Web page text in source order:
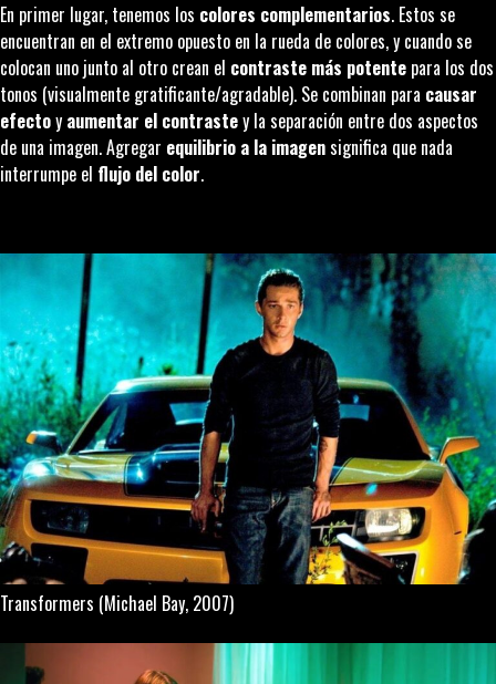
En primer lugar, tenemos los colores complementarios. Estos se
encuentran en el extremo opuesto en la rueda de colores, y cuando se
colocan uno junto al otro crean el contraste más potente para los dos
tonos (visualmente gratificante/agradable). Se combinan para causar
efectoy aumentar el contrastey la separación entre dos aspectos
de una imagen. Agregar equilibrio a la imagensignifica que nada
interrumpe el flujo del color.
Transformers (Michael Bay, 2007)